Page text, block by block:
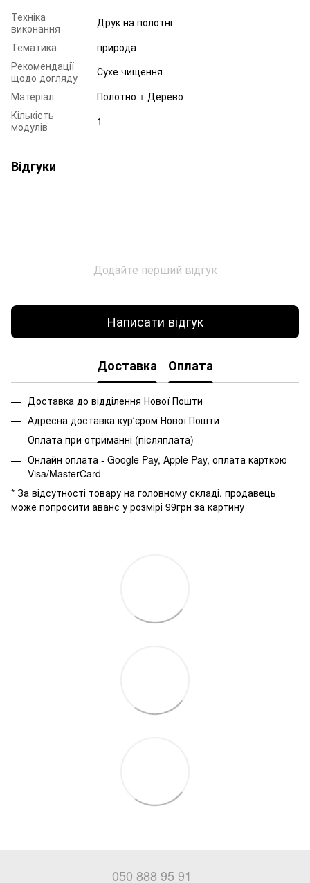
Техніка
виконання
Друк на полотні
Тематика
природа
Рекомендації
щодо догляду
Сухе чищення
Матеріал
Полотно + Дерево
Кількість
модулів
1
Відгуки
Додайте перший відгук
Написати відгук
Доставка Оплата
Доставка до відділення Нової Пошти
Адресна доставка курʼєром Нової Пошти
Оплата при отриманні (післяплата)
Онлайн оплата - Google Pay, Apple Pay, оплата карткою
Visa/MasterCard
* За відсутності товару на головному складі, продавець
може попросити аванс у розмірі 99грн за картину
050 888 95 91